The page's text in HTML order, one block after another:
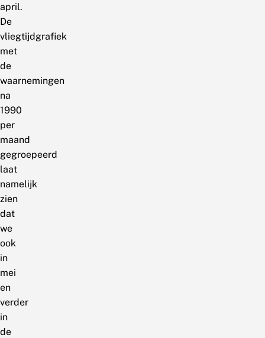
april.
De
vliegtijdgrafiek
met
de
waarnemingen
na
1990
per
maand
gegroepeerd
laat
namelijk
zien
dat
we
ook
in
mei
en
verder
in
de